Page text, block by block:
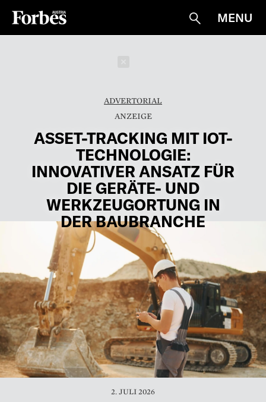
Suche
MENU
ADVERTORIAL
ASSET-TRACKING MIT IOT-
TECHNOLOGIE:
INNOVATIVER ANSATZ FÜR
DIE GERÄTE- UND
WERKZEUGORTUNG IN
DER BAUBRANCHE
2. JULI 2026